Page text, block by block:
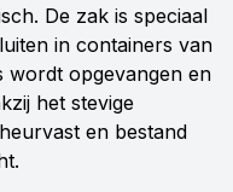
De zak is speciaal
in containers van
wordt opgevangen en
het stevige
en bestand